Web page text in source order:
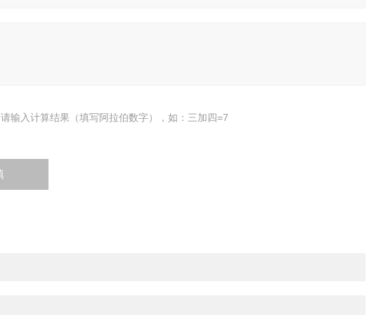
请输入计算结果（填写阿拉伯数字），如：三加四=7